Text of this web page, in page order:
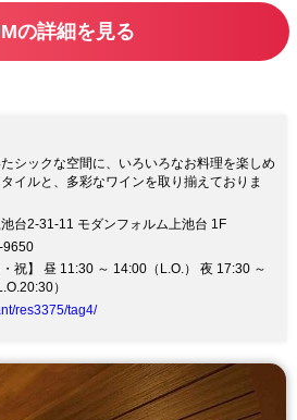
の詳細を見る
シックな空間に、いろいろなお料理を楽しめ
イルと、多彩なワインを取り揃えておりま
台2-31-11 モダンフォルム上池台 1F
9650
・祝】 昼 11:30 ～ 14:00（L.O.） 夜 17:30 ～
）
res3375/tag4/